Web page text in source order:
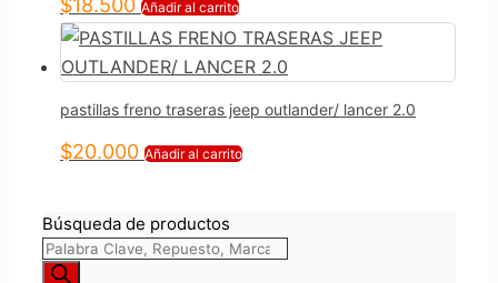
$18.500 Añadir al carrito
pastillas freno traseras jeep outlander/ lancer 2.0
$20.000 Añadir al carrito
Búsqueda de productos